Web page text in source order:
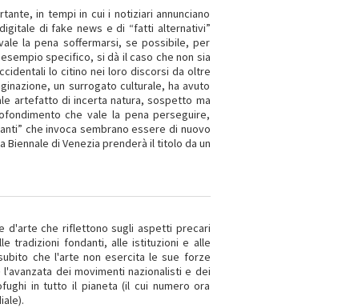
in tempi in cui i notiziari annunciano
di fake news e di “fatti alternativi”
la pena soffermarsi, se possibile, per
specifico, si dà il caso che non sia
lo citino nei loro discorsi da oltre
un surrogato culturale, ha avuto
artefatto di incerta natura, sospetto ma
che vale la pena perseguire,
che invoca sembrano essere di nuovo
Biennale di Venezia prenderà il titolo da un
d'arte che riflettono sugli aspetti precari
tradizioni fondanti, alle istituzioni e alle
che l'arte non esercita le sue forze
dei movimenti nazionalisti e dei
in tutto il pianeta (il cui numero ora